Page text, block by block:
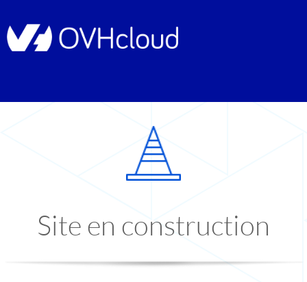
Site en construction